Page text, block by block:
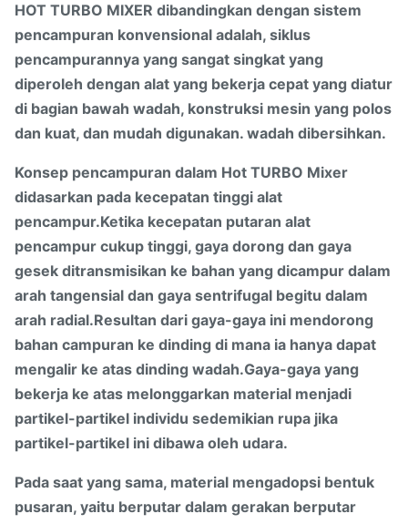
HOT TURBO MIXER dibandingkan dengan sistem
pencampuran konvensional adalah, siklus
pencampurannya yang sangat singkat yang
diperoleh dengan alat yang bekerja cepat yang diatur
di bagian bawah wadah, konstruksi mesin yang polos
dan kuat, dan mudah digunakan. wadah dibersihkan.
Konsep pencampuran dalam Hot TURBO Mixer
didasarkan pada kecepatan tinggi alat
pencampur.Ketika kecepatan putaran alat
pencampur cukup tinggi, gaya dorong dan gaya
gesek ditransmisikan ke bahan yang dicampur dalam
arah tangensial dan gaya sentrifugal begitu dalam
arah radial.Resultan dari gaya-gaya ini mendorong
bahan campuran ke dinding di mana ia hanya dapat
mengalir ke atas dinding wadah.Gaya-gaya yang
bekerja ke atas melonggarkan material menjadi
partikel-partikel individu sedemikian rupa jika
partikel-partikel ini dibawa oleh udara.
Pada saat yang sama, material mengadopsi bentuk
pusaran, yaitu berputar dalam gerakan berputar